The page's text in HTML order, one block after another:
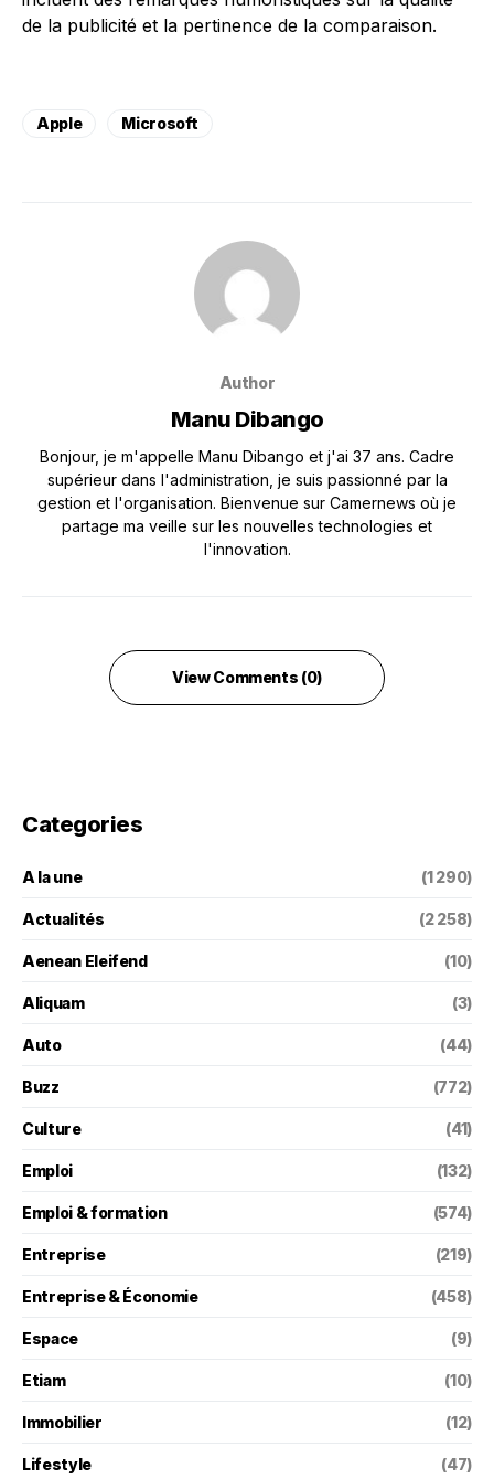
de la publicité et la pertinence de la comparaison.
Apple Microsoft
Author
Manu Dibango
Bonjour, je m'appelle Manu Dibango et j'ai 37 ans. Cadre
supérieur dans l'administration, je suis passionné par la
gestion et l'organisation. Bienvenue sur Camernews où je
partage ma veille sur les nouvelles technologies et
l'innovation.
View Comments (0)
Categories
A la une (1 290)
Actualités (2 258)
Aenean Eleifend (10)
Aliquam (3)
Auto (44)
Buzz (772)
Culture (41)
Emploi (132)
Emploi & formation (574)
Entreprise (219)
Entreprise & Économie (458)
Espace (9)
Etiam (10)
Immobilier (12)
Lifestyle (47)